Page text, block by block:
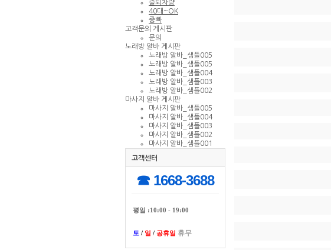
출퇴차량
40대~OK
중빠
고객문의 게시판
문의
노래방 알바 게시판
노래방 알바_샘플005
노래방 알바_샘플005
노래방 알바_샘플004
노래방 알바_샘플003
노래방 알바_샘플002
마사지 알바 게시판
마사지 알바_샘플005
마사지 알바_샘플004
마사지 알바_샘플003
마사지 알바_샘플002
마사지 알바_샘플001
고객센터
☎ 1668-3688
평일 :10:00 - 19:00
토 / 일 / 공휴일 휴무